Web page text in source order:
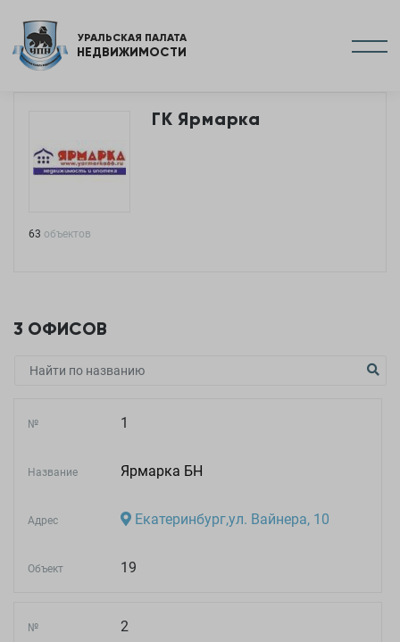
УРАЛЬСКАЯ ПАЛАТА
НЕДВИЖИМОСТИ
63 объектов
ГК Ярмарка
3 ОФИСОВ
№ 1
Название Ярмарка БН
Адрес Екатеринбург,ул. Вайнера, 10
Объект 19
№ 2